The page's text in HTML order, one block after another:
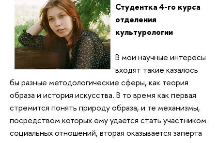
Студентка 4-го курса
отделения
культурологии
В мои научные интересы
входят такие казалось
бы разные методологические сферы, как теория
образа и история искусства. В то время как первая
стремится понять природу образа, и те механизмы,
посредством которых ему удается стать участником
социальных отношений, вторая оказывается заперта